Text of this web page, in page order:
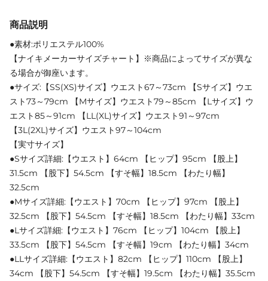
商品説明
●素材:ポリエステル100%
【ナイキメーカーサイズチャート】※商品によってサイズが異な
る場合が御座います。
●サイズ:【SS(XS)サイズ】ウエスト67～73cm 【Sサイズ】ウエ
スト73～79cm 【Mサイズ】ウエスト79～85cm 【Lサイズ】ウ
エスト85～91cm 【LL(XL)サイズ】ウエスト91～97cm
【3L(2XL)サイズ】ウエスト97～104cm
【実寸サイズ】
●Sサイズ詳細:【ウエスト】64cm 【ヒップ】95cm 【股上】
31.5cm 【股下】54.5cm 【すそ幅】18.5cm 【わたり幅】
32.5cm
●Mサイズ詳細:【ウエスト】70cm 【ヒップ】97cm 【股上】
32.5cm 【股下】54.5cm 【すそ幅】18.5cm 【わたり幅】33cm
●Lサイズ詳細:【ウエスト】76cm 【ヒップ】104cm 【股上】
33.5cm 【股下】54.5cm 【すそ幅】19cm 【わたり幅】34cm
●LLサイズ詳細:【ウエスト】82cm 【ヒップ】110cm 【股上】
34cm 【股下】54.5cm 【すそ幅】19.5cm 【わたり幅】35.5cm